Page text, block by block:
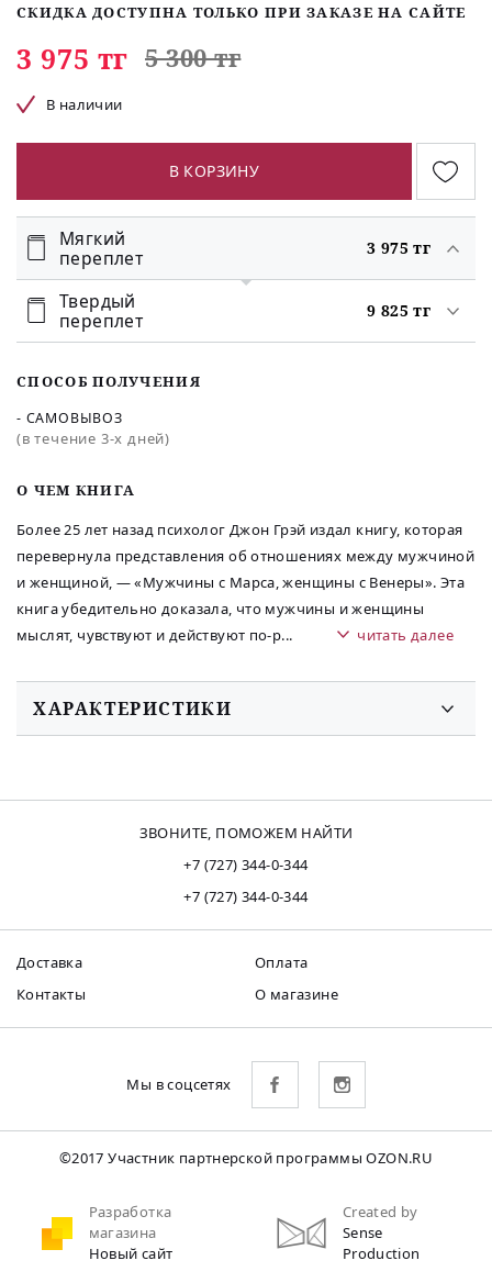
O ЧЕМ КНИГА
Более 25 лет назад психолог Джон Грэй издал книгу, которая
перевернула представления об отношениях между мужчиной
и женщиной, — «Мужчины с Марса, женщины с Венеры». Эта
книга убедительно доказала, что мужчины и женщины
мыслят, чувствуют и действуют по-р... читать далее
СКИДКА ДОСТУПНА ТОЛЬКО ПРИ ЗАКАЗЕ НА САЙТЕ
3 975 тг 5 300 тг
В наличии
В КОРЗИНУ
Мягкий
переплет
3 975 тг
Твердый
переплет
9 825 тг
СПОСОБ ПОЛУЧЕНИЯ
- САМОВЫВОЗ
(в течение 3-х дней)
ХАРАКТЕРИСТИКИ
ЗВОНИТЕ, ПОМОЖЕМ НАЙТИ
+7 (727) 344-0-344
+7 (727) 344-0-344
Доставка
Оплата
Контакты
О магазине
Мы в соцсетях
©2017 Участник партнерской программы OZON.RU
Разработка
магазина
Новый сайт
Created by
Sense
Production